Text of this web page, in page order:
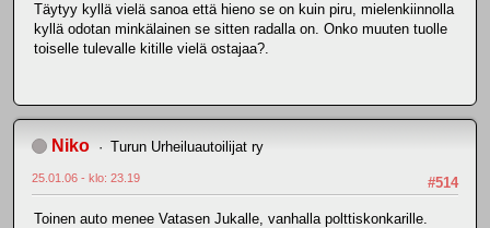
Täytyy kyllä vielä sanoa että hieno se on kuin piru, mielenkiinnolla
kyllä odotan minkälainen se sitten radalla on. Onko muuten tuolle
toiselle tulevalle kitille vielä ostajaa?.
Niko Turun Urheiluautoilijat ry
#514
25.01.06 - klo: 23.19
Toinen auto menee Vatasen Jukalle, vanhalla polttiskonkarille.